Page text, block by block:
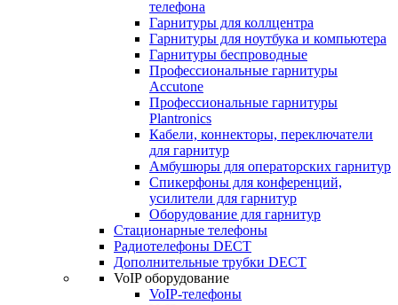
телефона
Гарнитуры для коллцентра
Гарнитуры для ноутбука и компьютера
Гарнитуры беспроводные
Профессиональные гарнитуры
Accutone
Профессиональные гарнитуры
Plantronics
Кабели, коннекторы, переключатели
для гарнитур
Амбушюры для операторских гарнитур
Cпикерфоны для конференций,
усилители для гарнитур
Оборудование для гарнитур
Стационарные телефоны
Радиотелефоны DECT
Дополнительные трубки DECT
VoIP оборудование
VoIP-телефоны